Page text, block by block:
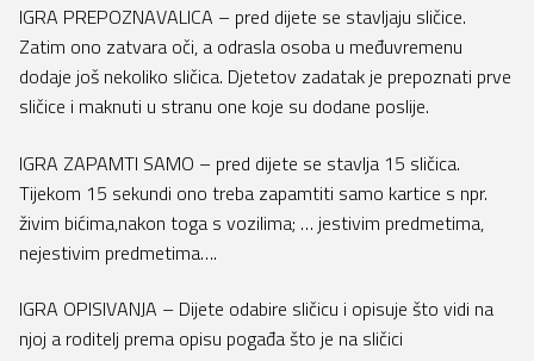
IGRA PREPOZNAVALICA – pred dijete se stavljaju sličice.
Zatim ono zatvara oči, a odrasla osoba u međuvremenu
dodaje još nekoliko sličica. Djetetov zadatak je prepoznati prve
sličice i maknuti u stranu one koje su dodane poslije.
IGRA ZAPAMTI SAMO – pred dijete se stavlja 15 sličica.
Tijekom 15 sekundi ono treba zapamtiti samo kartice s npr.
živim bićima,nakon toga s vozilima; … jestivim predmetima,
nejestivim predmetima….
IGRA OPISIVANJA – Dijete odabire sličicu i opisuje što vidi na
njoj a roditelj prema opisu pogađa što je na sličici